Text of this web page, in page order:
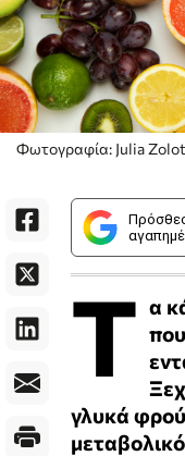
Φωτογραφία: Julia
Τ α
γλυκά